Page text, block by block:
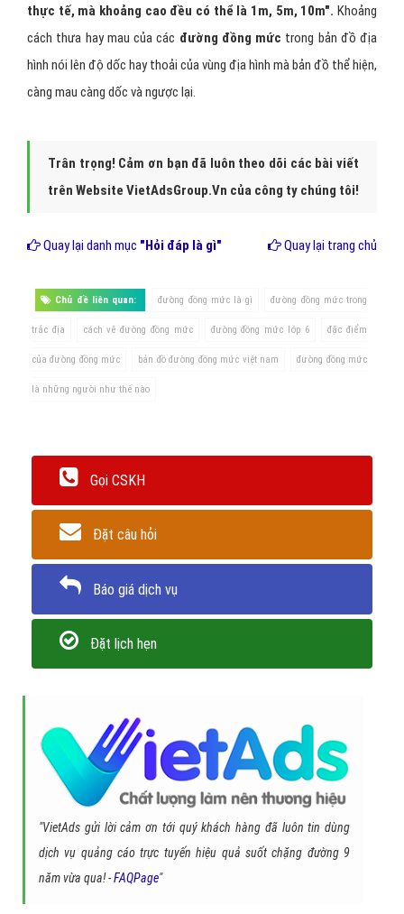
thực tế, mà khoảng cao đều có thể là 1m, 5m, 10m". Khoảng
cách thưa hay mau của các đường đồng mức trong bản đồ địa
hình nói lên độ dốc hay thoải của vùng địa hình mà bản đồ thể hiện,
càng mau càng dốc và ngược lại.
Trân trọng! Cảm ơn bạn đã luôn theo dõi các bài viết
trên Website VietAdsGroup.Vn của công ty chúng tôi!
Quay lại danh mục "Hỏi đáp là gì" Quay lại trang chủ
Chủ đề liên quan: đường đồng mức là gì đường đồng mức trong
trắc địa cách vẽ đường đồng mức đường đồng mức lớp 6 đặc điểm
của đường đồng mức bản đồ đường đồng mức việt nam đường đồng mức
là những người như thế nào
Gọi CSKH
Đặt câu hỏi
Báo giá dịch vụ
Đặt lịch hẹn
"VietAds gửi lời cảm ơn tới quý khách hàng đã luôn tin dùng
dịch vụ quảng cáo trực tuyến hiệu quả suốt chặng đường 9
năm vừa qua! -FAQPage"